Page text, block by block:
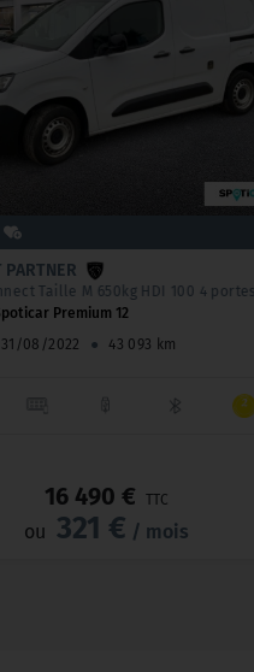
PARTNER
Taille M 650kg HDI 100 4 portes
Premium 12
31/08/2022 ● 43 093 km
16 490 € TTC
ou 321 € / mois